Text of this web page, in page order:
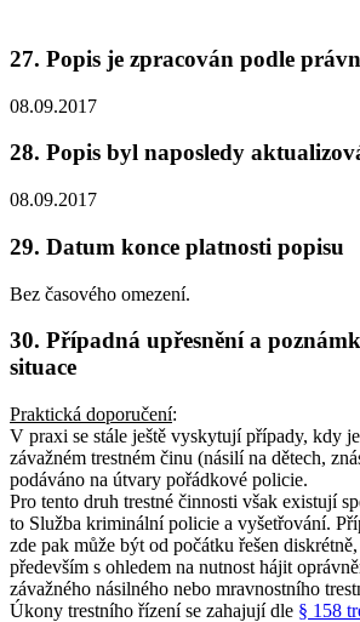
27. Popis je zpracován podle
08.09.2017
28. Popis byl naposledy
08.09.2017
29. Datum konce platnosti popisu
Bez časového omezení.
30. Případná upřesnění a
situace
Praktická doporučení:
V praxi se stále ještě vyskytují případy, kdy
závažném trestném činu (násilí na dětech,
podáváno na útvary pořádkové policie.
Pro tento druh trestné činnosti však existují
to Služba kriminální policie a vyšetřování.
zde pak může být od počátku řešen
především s ohledem na nutnost hájit
závažného násilného nebo mravnostního
Úkony trestního řízení se zahajují dle § 158